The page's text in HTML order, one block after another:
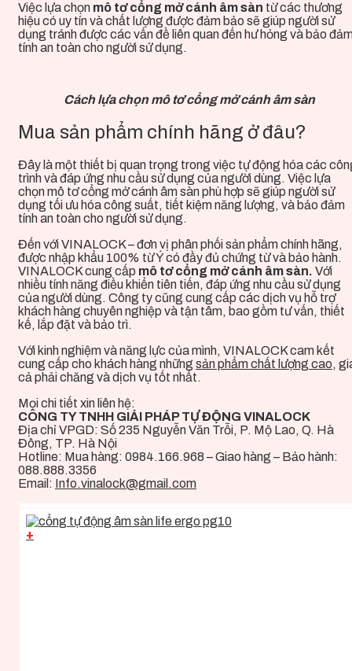
Việc lựa chọn mô tơ cổng mở cánh âm sàn từ các thương
hiệu có uy tín và chất lượng được đảm bảo sẽ giúp người sử
dụng tránh được các vấn đề liên quan đến hư hỏng và bảo
tính an toàn cho người sử dụng.
Cách lựa chọn mô tơ cổng mở cánh âm sàn
Mua sản phẩm chính hãng ở đâu?
Đây là một thiết bị quan trọng trong việc tự động hóa các
trình và đáp ứng nhu cầu sử dụng của người dùng. Việc lựa
chọn mô tơ cổng mở cánh âm sàn phù hợp sẽ giúp người sử
dụng tối ưu hóa công suất, tiết kiệm năng lượng, và bảo đảm
tính an toàn cho người sử dụng.
Đến với VINALOCK – đơn vị phân phối sản phẩm chính hãng,
được nhập khẩu 100% từ Ý có đầy đủ chứng từ và bảo hành.
VINALOCK cung cấp mô tơ cổng mở cánh âm sàn. Với
nhiều tính năng điều khiển tiên tiến, đáp ứng nhu cầu sử dụng
của người dùng. Công ty cũng cung cấp các dịch vụ hỗ trợ
khách hàng chuyên nghiệp và tận tâm, bao gồm tư vấn, thiết
kế, lắp đặt và bảo trì.
Với kinh nghiệm và năng lực của mình, VINALOCK cam kết
cung cấp cho khách hàng những sản phẩm chất lượng cao,
cả phải chăng và dịch vụ tốt nhất.
Mọi chi tiết xin liên hệ:
CÔNG TY TNHH GIẢI PHÁP TỰ ĐỘNG VINALOCK
Địa chỉ VPGD: Số 235 Nguyễn Văn Trỗi, P. Mộ Lao, Q. Hà
Đông, TP. Hà Nội
Hotline: Mua hàng: 0984.166.968 – Giao hàng – Bảo hành:
088.888.3356
Email: Info.vinalock@gmail.com
+